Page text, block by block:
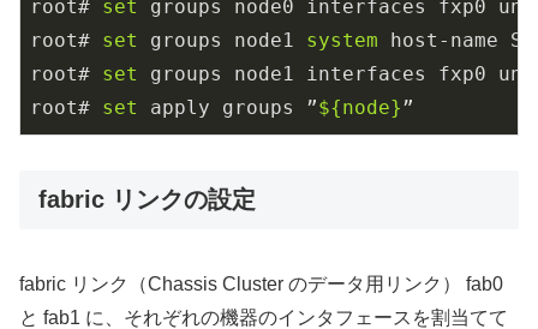
root# set
groups node0 interfaces fxp0
root# set groups node1 system host-name
root# set
groups node1 interfaces fxp0
root# set apply groups ”${node}”
fabric リンクの設定
fabric リンク（Chassis Cluster のデータ用リンク） fab0
と fab1 に、それぞれの機器のインタフェースを割当てて